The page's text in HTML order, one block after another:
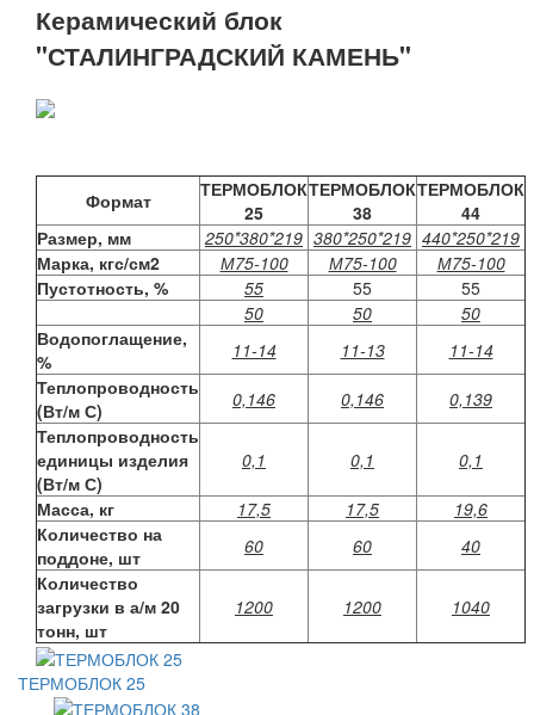
Керамический блок
"СТАЛИНГРАДСКИЙ КАМЕНЬ"
Формат
ТЕРМОБЛОК
25
ТЕРМОБЛОК
38
ТЕРМОБЛОК
44
Размер, мм
250*380*219 380*250*219 440*250*219
Марка, кгс/см2
М75-100 М75-100
М75-100
Пустотность, %
55 55
55
50
50
50
Водопоглащение,
%
11-14 11-13
11-14
Теплопроводность
(Вт/м С)
0,146 0,146
0,139
Теплопроводность
единицы изделия
(Вт/м С)
0,1 0,1 0,1
Масса, кг 17,5 17,5
19,6
Количество на
поддоне, шт
60 60
40
Количество
загрузки в а/м 20
тонн, шт
1200 1200 1040
ТЕРМОБЛОК 25